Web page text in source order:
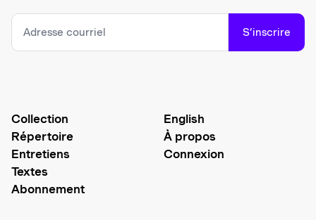
S’inscrire
Collection
Répertoire
Entretiens
Textes
Abonnement
English
À propos
Connexion